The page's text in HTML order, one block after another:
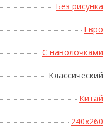
Без рисунка
Евро
С наволочками
Классический
Китай
240x260